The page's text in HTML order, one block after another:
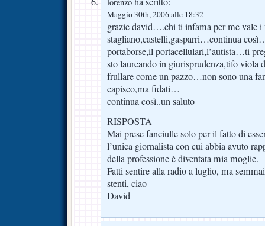
lorenzo
Maggio 30th, 2006 alle 18:32
grazie david….chi ti infama per me vale i
stagliano,castelli,gasparri…continua
portaborse,il portacellulari,l’autista…ti
sto laureando in giurisprudenza,tifo viola
frullare come un pazzo…non sono una
capisco,ma fidati…
continua così..un saluto
RISPOSTA
Mai prese fanciulle solo per il fatto di
l’unica giornalista con cui abbia avuto
della professione è diventata mia moglie.
Fatti sentire alla radio a luglio, ma
stenti, ciao
David